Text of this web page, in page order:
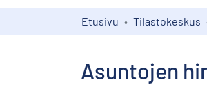
Etusivu Tilastokeskus
Asuntojen